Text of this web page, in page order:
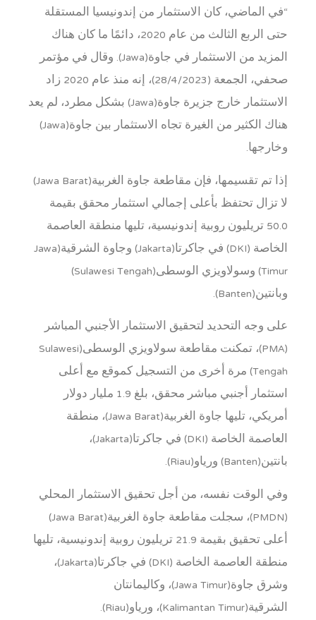
“في الماضي، كان الاستثمار من إندونيسيا المستقلة
حتى الربع الثالث من عام 2020، دائمًا ما كان هناك
المزيد من الاستثمار في جاوة(Jawa). وقال في مؤتمر
صحفي، الجمعة (28/4/2023)، إنه منذ عام 2020 زاد
الاستثمار خارج جزيرة جاوة(Jawa) بشكل مطرد، لم يعد
هناك الكثير من الغيرة تجاه الاستثمار بين جاوة(Jawa)
وخارجها.
إذا تم تقسيمها، فإن مقاطعة جاوة الغربية(Jawa Barat)
لا تزال تحتفظ بأعلى إجمالي استثمار محقق بقيمة
50.0 تريليون روبية إندونيسية، تليها منطقة العاصمة
الخاصة (DKI) في جاكرتا(Jakarta) وجاوة الشرقية(Jawa
Timur) وسولاويزي الوسطى(Sulawesi Tengah)
وبانتين(Banten).
على وجه التحديد لتحقيق الاستثمار الأجنبي المباشر
(PMA)، تمكنت مقاطعة سولاويزي الوسطى(Sulawesi
Tengah) مرة أخرى من التسجيل كموقع مع أعلى
استثمار أجنبي مباشر محقق، بلغ 1.9 مليار دولار
أمريكي، تليها جاوة الغربية(Jawa Barat)، منطقة
العاصمة الخاصة (DKI) في جاكرتا(Jakarta)،
بانتين(Banten) ورياو(Riau).
وفي الوقت نفسه، من أجل تحقيق الاستثمار المحلي
(PMDN)، سجلت مقاطعة جاوة الغربية(Jawa Barat)
أعلى تحقيق بقيمة 21.9 تريليون روبية إندونيسية، تليها
منطقة العاصمة الخاصة (DKI) في جاكرتا(Jakarta)،
وشرق جاوة(Jawa Timur)، وكاليمانتان
الشرقية(Kalimantan Timur)، ورياو(Riau).